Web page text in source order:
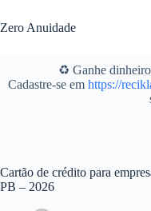
para
o
Zero Anuidade
♻️ Ganhe
Cadastre-se em https://
Cartão de crédito para
PB – 2026